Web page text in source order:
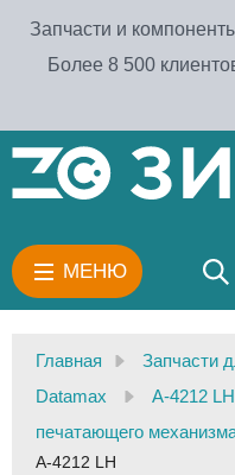
Запчасти и
Более 8 500
МЕНЮ
Главная
Запчасти
Datamax
A-4212 LH
печатающего
A-4212 LH